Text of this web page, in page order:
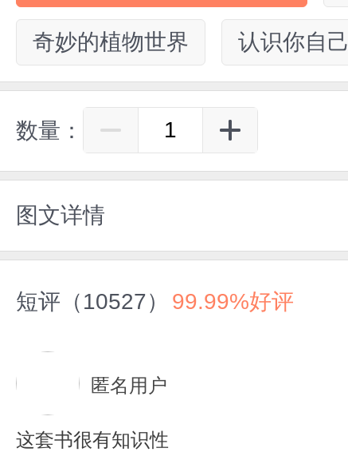
奇妙的植物世界 认识你自己
数量：
图文详情
短评（10527） 99.99%好评
匿名用户
这套书很有知识性